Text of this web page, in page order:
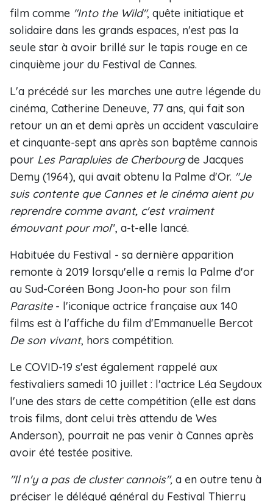
film comme "Into the Wild", quête initiatique et
solidaire dans les grands espaces, n'est pas la
seule star à avoir brillé sur le tapis rouge en ce
cinquième jour du Festival de Cannes.
L'a précédé sur les marches une autre légende du
cinéma, Catherine Deneuve, 77 ans, qui fait son
retour un an et demi après un accident vasculaire
et cinquante-sept ans après son baptême cannois
pour Les Parapluies de Cherbourgde Jacques
Demy (1964), qui avait obtenu la Palme d'Or. "Je
suis contente que Cannes et le cinéma aient pu
reprendre comme avant, c'est vraiment
émouvant pour moi", a-t-elle lancé.
Habituée du Festival - sa dernière apparition
remonte à 2019 lorsqu'elle a remis la Palme d'or
au Sud-Coréen Bong Joon-ho pour son film
Parasite- l'iconique actrice française aux 140
films est à l'affiche du film d'Emmanuelle Bercot
De son vivant, hors compétition.
Le COVID-19 s'est également rappelé aux
festivaliers samedi 10 juillet : l'actrice Léa Seydoux
l'une des stars de cette compétition (elle est dans
trois films, dont celui très attendu de Wes
Anderson), pourrait ne pas venir à Cannes après
avoir été testée positive.
"Il n'y a pas de cluster cannois", a en outre tenu à
préciser le délégué général du Festival Thierry